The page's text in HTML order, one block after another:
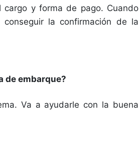
y forma de pago. Cuando
la confirmación de la
de embarque?
Va a ayudarle con la buena